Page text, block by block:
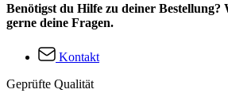
Benötigst du Hilfe zu deiner Bestellung?
gerne deine Fragen.
Kontakt
Geprüfte Qualität